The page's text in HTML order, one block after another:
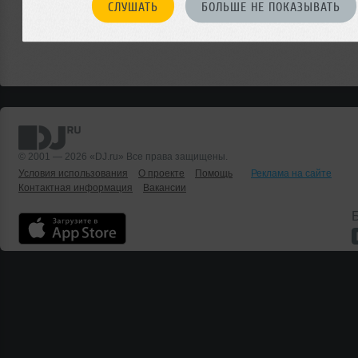
СЛУШАТЬ БОЛЬШЕ НЕ ПОКАЗЫВАТЬ
© 2001 — 2026 «DJ.ru» Все права защищены.
Условия использования
О проекте Помощь
Реклама на сайте
Контактная информация
Вакансии